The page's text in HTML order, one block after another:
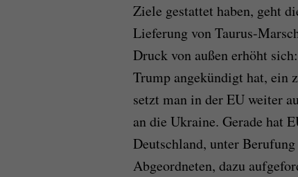
Ziele gestattet haben, geht
Lieferung von Taurus-
Druck von außen erhöht
Trump angekündigt hat, ein
setzt man in der EU weiter
an die Ukraine. Gerade hat
Deutschland, unter
Abgeordneten, dazu